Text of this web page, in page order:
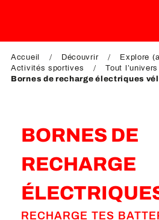
DE
Accueil Découvrir
Explore
Activités sportives
Tout
Bornes de recharge électriques
BORNES DE
RECHARGE
RECHARGE TES